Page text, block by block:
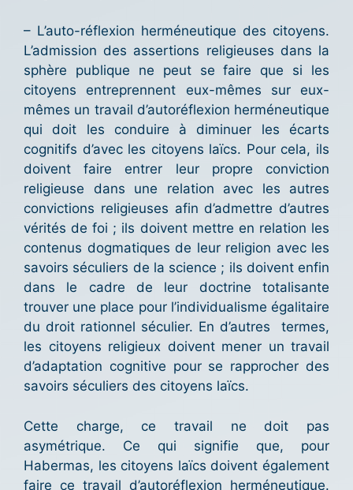
– L’auto-réflexion herméneutique des citoyens.
L’admission des assertions religieuses dans la
sphère publique ne peut se faire que si les
citoyens entreprennent eux-mêmes sur eux-
mêmes un travail d’autoréflexion herméneutique
qui doit les conduire à diminuer les écarts
cognitifs d’avec les citoyens laïcs. Pour cela, ils
doivent faire entrer leur propre conviction
religieuse dans une relation avec les autres
convictions religieuses afin d’admettre d’autres
vérités de foi ; ils doivent mettre en relation les
contenus dogmatiques de leur religion avec les
savoirs séculiers de la science ; ils doivent enfin
dans le cadre de leur doctrine totalisante
trouver une place pour l’individualisme égalitaire
du droit rationnel séculier. En d’autres termes,
les citoyens religieux doivent mener un travail
d’adaptation cognitive pour se rapprocher des
savoirs séculiers des citoyens laïcs.
Cette charge, ce travail ne doit pas
asymétrique. Ce qui signifie que, pour
Habermas, les citoyens laïcs doivent également
faire ce travail d’autoréflexion herméneutique.